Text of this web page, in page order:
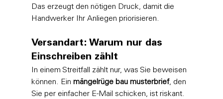
Das erzeugt den nötigen Druck, damit die
Handwerker Ihr Anliegen priorisieren.
Versandart: Warum nur das
Einschreiben zählt
In einem Streitfall zählt nur, was Sie beweisen
können. Ein mängelrüge bau musterbrief, den
Sie per einfacher E-Mail schicken, ist riskant.